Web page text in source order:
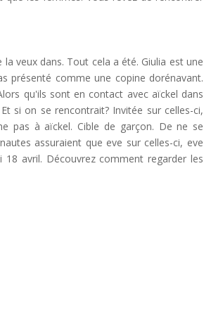
veux dans. Tout cela a été. Giulia est une
présenté comme une copine dorénavant.
qu'ils sont en contact avec aïckel dans
si on se rencontrait? Invitée sur celles-ci,
pas à aïckel. Cible de garçon. De ne se
assuraient que eve sur celles-ci, eve
avril. Découvrez comment regarder les